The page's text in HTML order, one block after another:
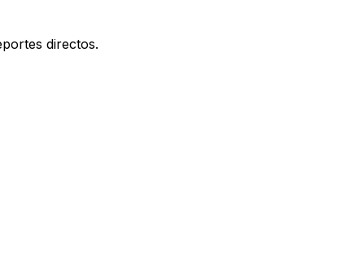
directos.